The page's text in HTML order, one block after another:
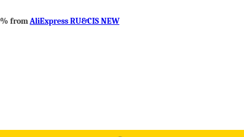
fromAliExpress RU&CIS NEW